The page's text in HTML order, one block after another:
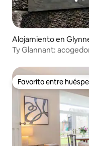
Alojamiento en
Ty Glannant:
Favorito entre
Favorito entre